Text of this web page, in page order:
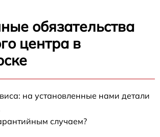
обязательства
центра в
на установленные нами детали
случаем?